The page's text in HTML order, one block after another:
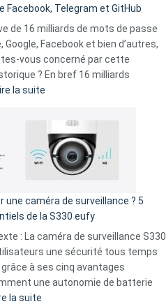
vos
goûts
musicaux
avec
9
amis
Facebook, Telegram et GitHub
de 16 milliards de mots de passe
Google, Facebook et bien d’autres,
vous concerné par cette
? En bref 16 milliards
la suite
record
La
fuite
16
milliards
données
menace
Facebook,
Telegram
une caméra de surveillance ? 5
de la S330 eufy
: La caméra de surveillance S330
une sécurité tous temps
à ses cinq avantages
une autonomie de batterie
la suite